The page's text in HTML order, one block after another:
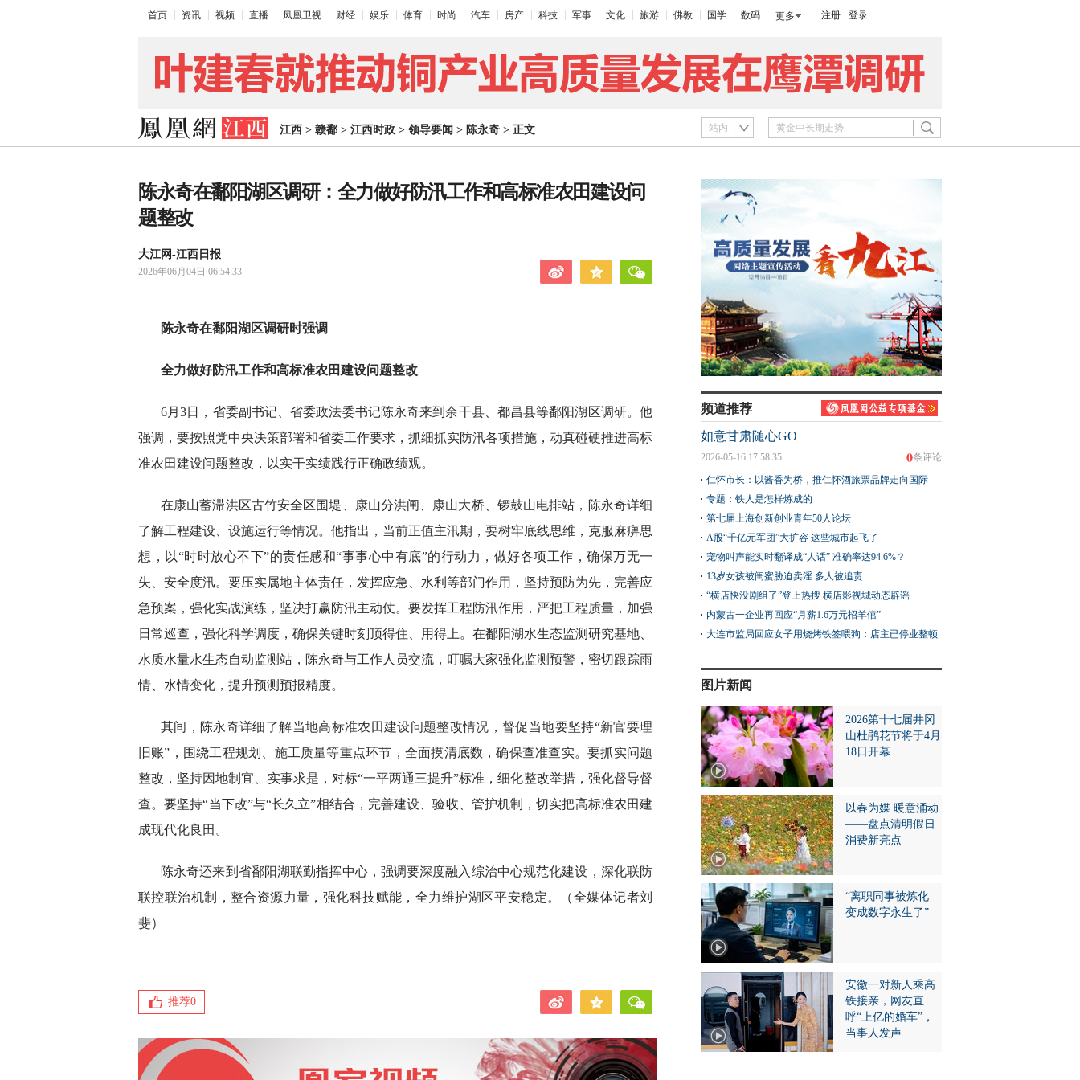
首页 资讯 视频 直播 凤凰卫视 财经 娱乐 体育 时尚 汽车 房产 科技 军事 文化 旅游 佛教 国学 数码 更多 注册 登录
江西 > 赣鄱 > 江西时政 > 领导要闻 > 陈永奇 > 正文 站内
陈永奇在鄱阳湖区调研：全力做好防汛工作和高标准农田建设问
题整改
大江网-江西日报
2026年06月04日 06:54:33
陈永奇在鄱阳湖区调研时强调
全力做好防汛工作和高标准农田建设问题整改
6月3日，省委副书记、省委政法委书记陈永奇来到余干县、都昌县等鄱阳湖区调研。他
强调，要按照党中央决策部署和省委工作要求，抓细抓实防汛各项措施，动真碰硬推进高标
准农田建设问题整改，以实干实绩践行正确政绩观。
在康山蓄滞洪区古竹安全区围堤、康山分洪闸、康山大桥、锣鼓山电排站，陈永奇详细
了解工程建设、设施运行等情况。他指出，当前正值主汛期，要树牢底线思维，克服麻痹思
想，以“时时放心不下”的责任感和“事事心中有底”的行动力，做好各项工作，确保万无一
失、安全度汛。要压实属地主体责任，发挥应急、水利等部门作用，坚持预防为先，完善应
急预案，强化实战演练，坚决打赢防汛主动仗。要发挥工程防汛作用，严把工程质量，加强
日常巡查，强化科学调度，确保关键时刻顶得住、用得上。在鄱阳湖水生态监测研究基地、
水质水量水生态自动监测站，陈永奇与工作人员交流，叮嘱大家强化监测预警，密切跟踪雨
情、水情变化，提升预测预报精度。
其间，陈永奇详细了解当地高标准农田建设问题整改情况，督促当地要坚持“新官要理
旧账”，围绕工程规划、施工质量等重点环节，全面摸清底数，确保查准查实。要抓实问题
整改，坚持因地制宜、实事求是，对标“一平两通三提升”标准，细化整改举措，强化督导督
查。要坚持“当下改”与“长久立”相结合，完善建设、验收、管护机制，切实把高标准农田建
成现代化良田。
陈永奇还来到省鄱阳湖联勤指挥中心，强调要深度融入综治中心规范化建设，深化联防
联控联治机制，整合资源力量，强化科技赋能，全力维护湖区平安稳定。（全媒体记者刘
斐）
推荐0
频道推荐
如意甘肃随心GO
0条评论
2026-05-16 17:58:35
仁怀市长：以酱香为桥，推仁怀酒旅票品牌走向国际
专题：铁人是怎样炼成的
第七届上海创新创业青年50人论坛
A股“千亿元军团”大扩容 这些城市起飞了
宠物叫声能实时翻译成“人话” 准确率达94.6%？
13岁女孩被闺蜜胁迫卖淫 多人被追责
“横店快没剧组了”登上热搜 横店影视城动态辟谣
内蒙古一企业再回应“月薪1.6万元招羊倌”
大连市监局回应女子用烧烤铁签喂狗：店主已停业整顿
图片新闻
2026第十七届井冈
山杜鹃花节将于4月
18日开幕
以春为媒 暖意涌动
——盘点清明假日
消费新亮点
“离职同事被炼化
变成数字永生了”
安徽一对新人乘高
铁接亲，网友直
呼“上亿的婚车”，
当事人发声